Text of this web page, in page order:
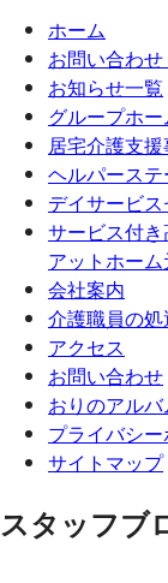
ホーム
お問い合わせ
お知らせ一覧
グループホ
居宅介護支
ヘルパース
デイサービ
サービス付
アットホー
会社案内
介護職員の
アクセス
お問い合わせ
おりのアル
プライバシ
サイトマップ
スタッフブ